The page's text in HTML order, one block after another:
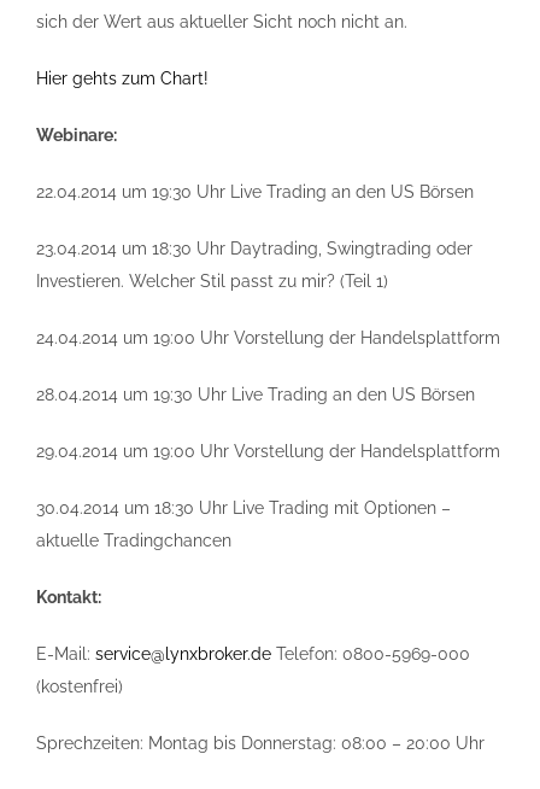
sich der Wert aus aktueller Sicht noch nicht an.
Hier gehts zum Chart!
Webinare:
22.04.2014 um 19:30 Uhr Live Trading an den US Börsen
23.04.2014 um 18:30 Uhr Daytrading, Swingtrading oder
Investieren. Welcher Stil passt zu mir? (Teil 1)
24.04.2014 um 19:00 Uhr Vorstellung der Handelsplattform
28.04.2014 um 19:30 Uhr Live Trading an den US Börsen
29.04.2014 um 19:00 Uhr Vorstellung der Handelsplattform
30.04.2014 um 18:30 Uhr Live Trading mit Optionen –
aktuelle Tradingchancen
Kontakt:
E-Mail: service@lynxbroker.de Telefon: 0800-5969-000
(kostenfrei)
Sprechzeiten: Montag bis Donnerstag: 08:00 – 20:00 Uhr